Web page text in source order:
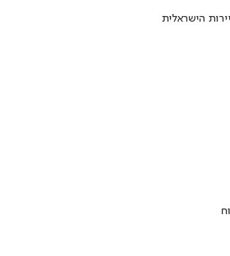
הישראלית